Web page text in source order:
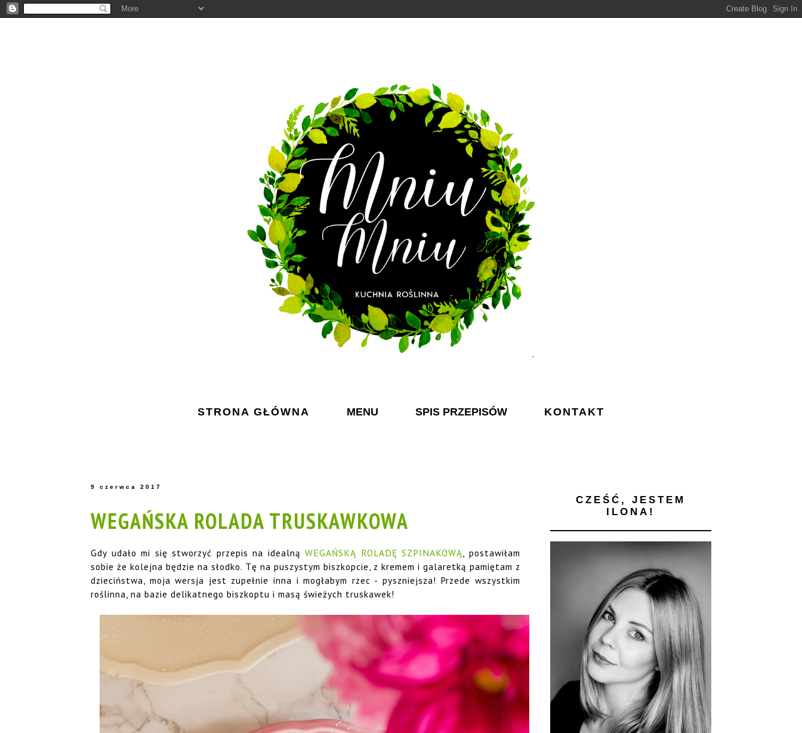
STRONA GŁÓWNA MENU SPIS PRZEPISÓW KONTAKT
9 czerwca 2017
WEGAŃSKA ROLADA TRUSKAWKOWA
Gdy udało mi się stworzyć przepis na idealnąWEGAŃSKĄ ROLADĘ SZPINAKOWĄ , postawiłam
sobie że kolejna będzie na słodko. Tę na puszystym biszkopcie, z kremem i galaretką pamiętam z
dzieciństwa, moja wersja jest zupełnie inna i mogłabym rzec - pyszniejsza! Przede wszystkim
roślinna, na bazie delikatnego biszkoptu i masą świeżych truskawek!
CZEŚĆ, JESTEM
ILONA!